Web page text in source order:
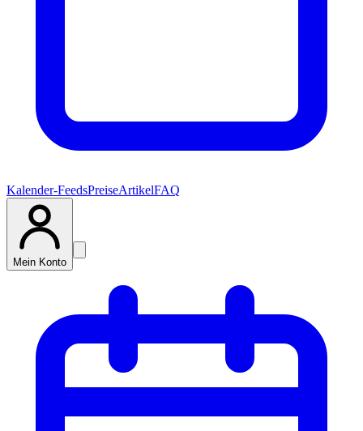
Kalender-FeedsPreiseArtikelFAQ
Mein Konto